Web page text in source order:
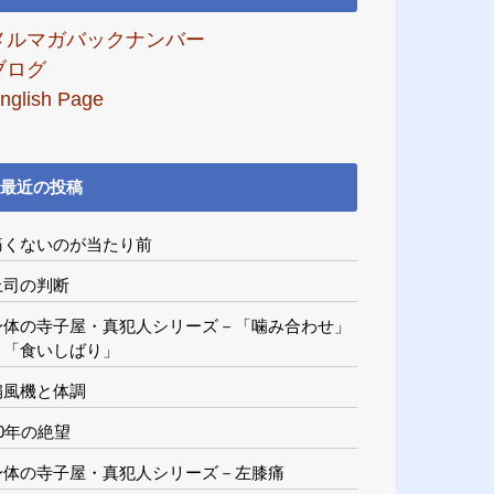
ルマガバックナンバー
ログ
Page
最近の投稿
くないのが当たり前
司の判断
の寺子屋・真犯人シリーズ－「噛み合わせ」
食いしばり」
風機と体調
年の絶望
体の寺子屋・真犯人シリーズ－左膝痛